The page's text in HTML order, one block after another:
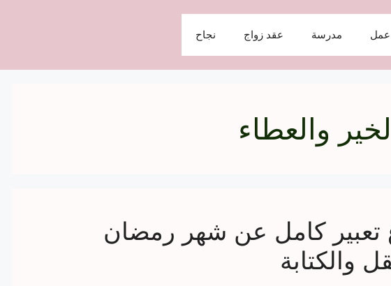
عمل مدرسة عقد زواج نجاح
والعطاء
كامل عن شهر رمضان
والكتابة